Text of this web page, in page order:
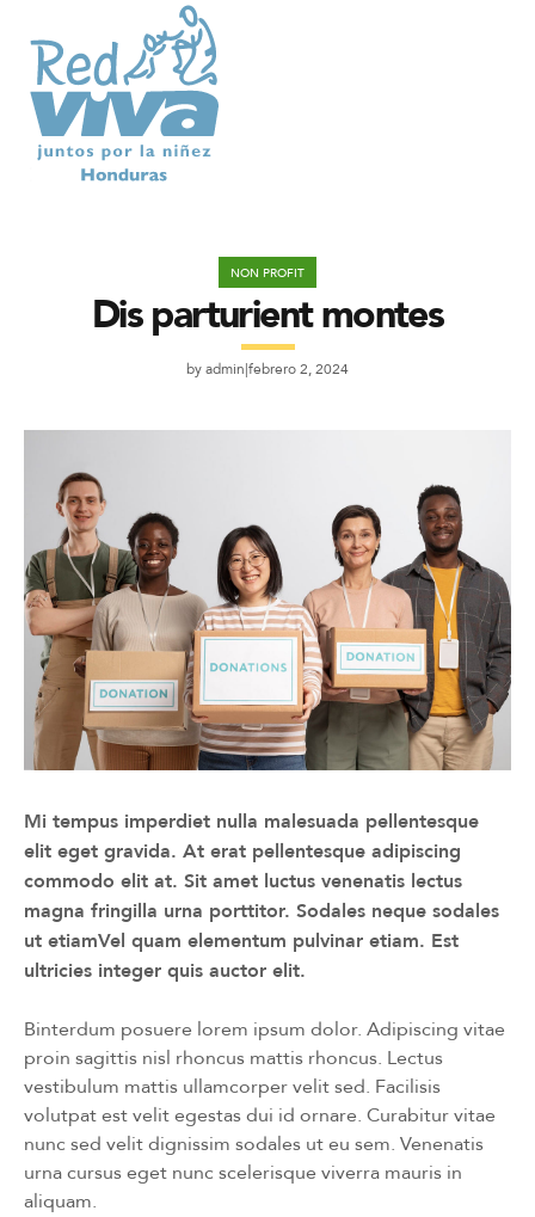
NON PROFIT
Dis parturient montes
byadmin febrero 2, 2024
Mi tempus imperdiet nulla malesuada pellentesque
elit eget gravida. At erat pellentesque adipiscing
commodo elit at. Sit amet luctus venenatis lectus
magna fringilla urna porttitor. Sodales neque sodales
ut etiamVel quam elementum pulvinar etiam. Est
ultricies integer quis auctor elit.
Binterdum posuere lorem ipsum dolor. Adipiscing vitae
proin sagittis nisl rhoncus mattis rhoncus. Lectus
vestibulum mattis ullamcorper velit sed. Facilisis
volutpat est velit egestas dui id ornare. Curabitur vitae
nunc sed velit dignissim sodales ut eu sem. Venenatis
urna cursus eget nunc scelerisque viverra mauris in
aliquam.